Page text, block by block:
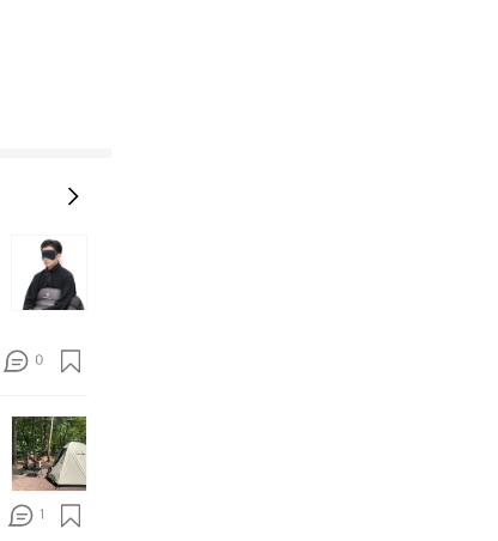
내
던
방
도
자
연
속
에
0
첫
모
토
솔
캠 1